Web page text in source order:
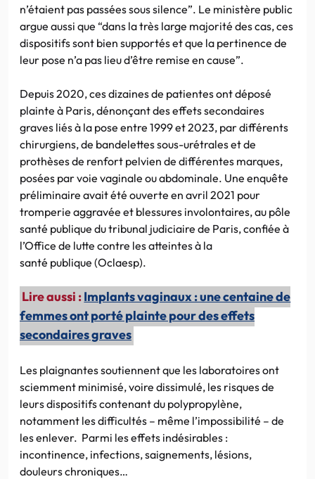
n’étaient pas passées sous silence”. Le ministère public
argue aussi que “dans la très large majorité des cas, ces
dispositifs sont bien supportés et que la pertinence de
leur pose n’a pas lieu d’être remise en cause”.
Depuis 2020, ces dizaines de patientes ont déposé
plainte à Paris, dénonçant des effets secondaires
graves liés à la pose entre 1999 et 2023, par différents
chirurgiens, de bandelettes sous-urétrales et de
prothèses de renfort pelvien de différentes marques,
posées par voie vaginale ou abdominale. Une enquête
préliminaire avait été ouverte en avril 2021 pour
tromperie aggravée et blessures involontaires, au pôle
santé publique du tribunal judiciaire de Paris, confiée à
l’Office de lutte contre les atteintes à la
santé publique (Oclaesp).
Lire aussi :Implants vaginaux : une centaine de
femmes ont porté plainte pour des effets
secondaires graves
Les plaignantes soutiennent que les laboratoires ont
sciemment minimisé, voire dissimulé, les risques de
leurs dispositifs contenant du polypropylène,
notamment les difficultés – même l’impossibilité – de
les enlever. Parmi les effets indésirables :
incontinence, infections, saignements, lésions,
douleurs chroniques…